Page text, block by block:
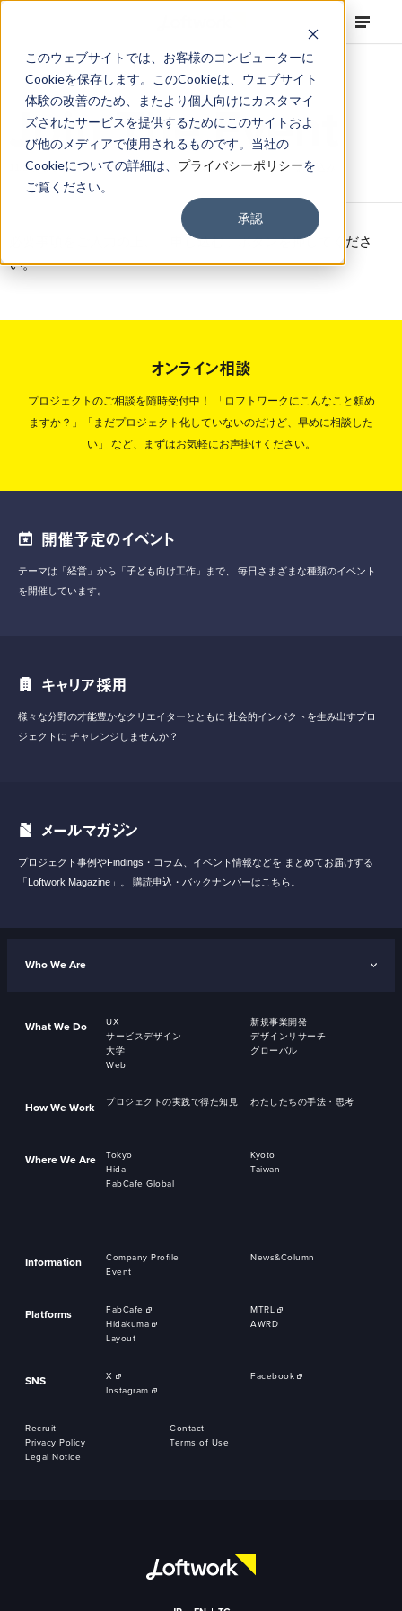
このウェブサイトでは、お客様のコンピューターに
Cookieを保存します。このCookieは、ウェブサイト
体験の改善のため、またより個人向けにカスタマイ
ズされたサービスを提供するためにこのサイトおよ
び他のメディアで使用されるものです。当社の
Cookieについての詳細は、 プライバシーポリシーを
ご覧ください。
承認
Join The Even
11/5 開催 大阪城東部地区セッション Vol.4 森之宮アースダイブ お申込み
必要事項をご入力の上、「申し込む」ボタンを押してくださ
い。
オンライン相談
プロジェクトのご相談を随時受付中！
「ロフトワークにこんなこと頼め
ますか？」「まだプロジェクト化していないのだけど、早めに相談した
い」
など、まずはお気軽にお声掛けください。
開催予定のイベント
テーマは「経営」から「子ども向け工作」まで、
毎日さまざまな種類のイベント
を開催しています。
キャリア採用
様々な分野の才能豊かなクリエイターとともに 社会的インパクトを生み出すプロ
ジェクトに チャレンジしませんか？
メールマガジン
プロジェクト事例やFindings・コラム、イベント情報などを まとめてお届けする
「Loftwork Magazine」。
購読申込・バックナンバーはこちら。
Who We Are
What We Do UX
新規事業開発
サービスデザイン
デザインリサーチ
大学
グローバル
Web
How We Work プロジェクトの実践で得た知見 わたしたちの手法・思考
Where We Are Tokyo
Kyoto
Hida
Taiwan
FabCafe Global
Information Company Profile
News&Column
Event
Platforms FabCafe
MTRL
Hidakuma
AWRD
Layout
SNS X
Facebook
Instagram
Recruit
Contact
Privacy Policy
Terms of Use
Legal Notice